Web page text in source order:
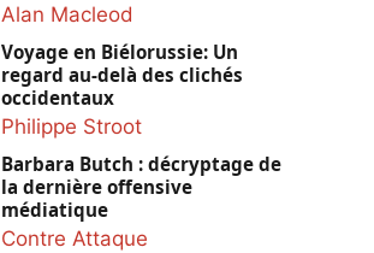
Alan Macleod
Voyage en Biélorussie: Un
regard au-delà des clichés
occidentaux
Philippe Stroot
Barbara Butch : décryptage de
la dernière offensive
médiatique
Contre Attaque